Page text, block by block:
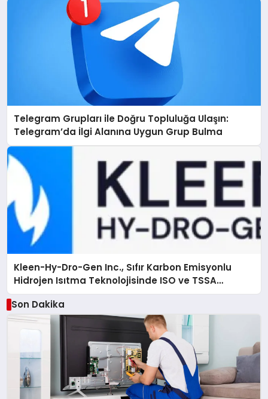
Telegram Grupları ile Doğru Topluluğa Ulaşın:
Telegram’da İlgi Alanına Uygun Grup Bulma
Kleen-Hy-Dro-Gen Inc., Sıfır Karbon Emisyonlu
Hidrojen Isıtma Teknolojisinde ISO ve TSSA
Düzenleyici Onaylarını Aldı
Son Dakika